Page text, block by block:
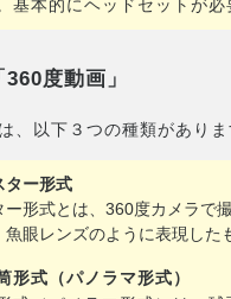
基本的にヘッドセットが必
度動画」
、以下３つの種類がありま
ター形式
ー形式とは、360度カメラで
眼レンズのように表現した
形式（パノラマ形式）